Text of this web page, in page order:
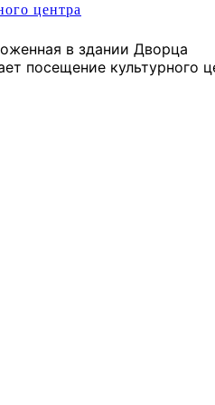
центра
в здании Дворца
посещение культурного